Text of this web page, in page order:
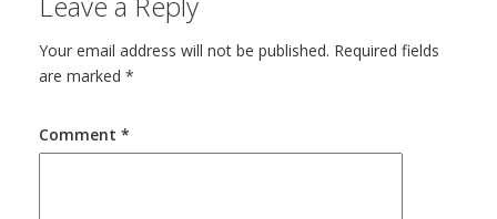
Your email address will not be published. Required fields
are marked *
Comment *